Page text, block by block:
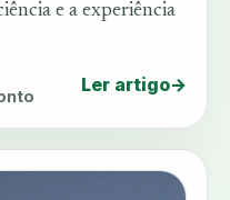
e a experiência
Ler artigo→